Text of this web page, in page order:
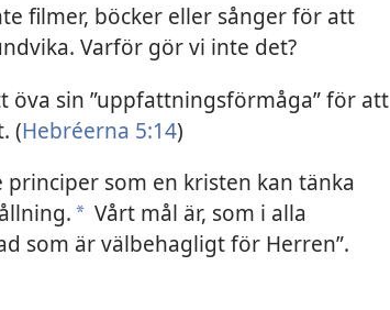
filmer, böcker eller sånger för att
Varför gör vi inte det?
sin ”uppfattningsförmåga” för att
(Hebréerna 5:14)
som en kristen kan tänka
a Vårt mål är, som i alla
som är välbehagligt för Herren”.